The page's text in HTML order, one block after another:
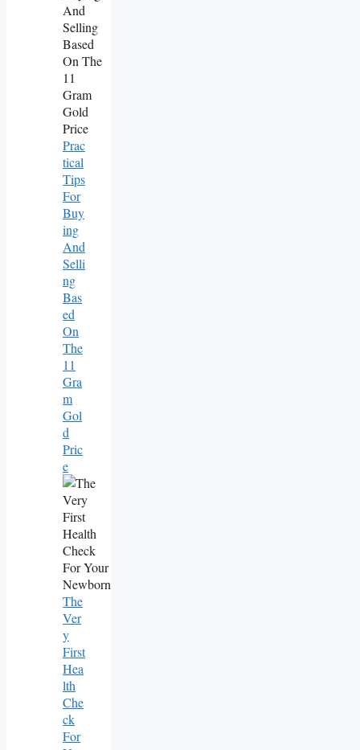
Prac
Tical
Tips
For
Buy
Ing
And
Selli
Ng
Bas
Ed
On
The
11
Gra
M
Gol
D
Pric
E
The
Ver
Y
First
Hea
Lth
Che
Ck
For